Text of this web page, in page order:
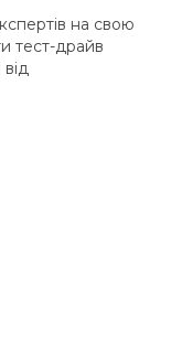
на свою
тест-драйв